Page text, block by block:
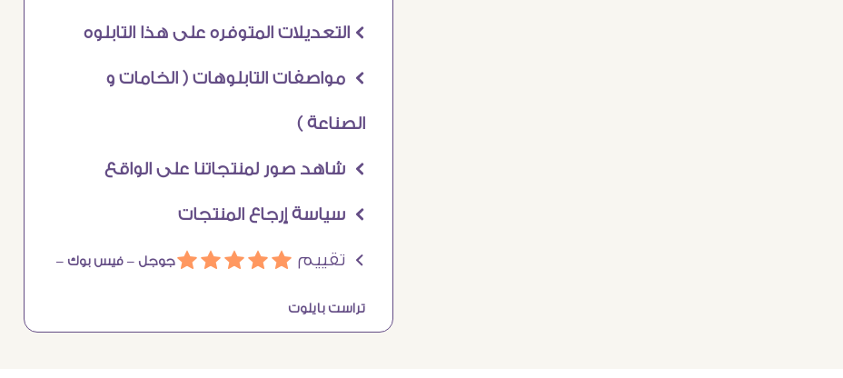
Ö التعديلات المتوفره على هذا التابلوه
Ö مواصفات التابلوهات ( الخامات و
الصناعة )
Ö شاهد صور لمنتجاتنا على الواقع
Ö سياسة إرجاع المنتجات
Ö تقييم áááááجوجل – فيس بوك –
تراست بايلوت